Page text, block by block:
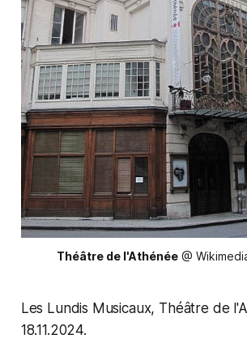
Théâtre de l'Athénée @
Les Lundis Musicaux, Théâtre de
18.11.2024.